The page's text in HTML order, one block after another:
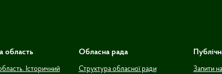
область
Історичний
Обласна рада
Структура обласної ради
Запити